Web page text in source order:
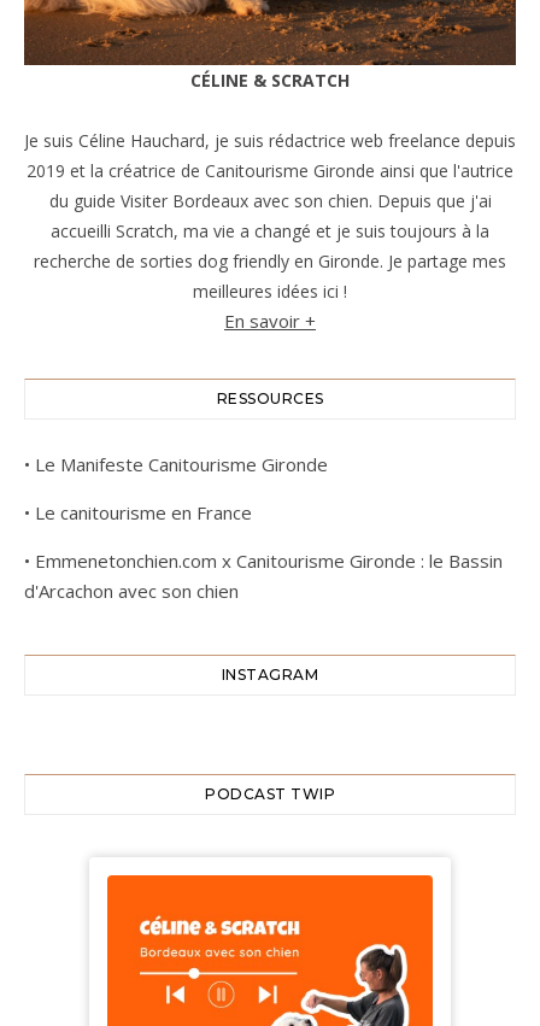
CÉLINE & SCRATCH
Je suis Céline Hauchard, je suis rédactrice web freelance depuis
2019 et la créatrice de Canitourisme Gironde ainsi que l'autrice
du guide Visiter Bordeaux avec son chien. Depuis que j'ai
accueilli Scratch, ma vie a changé et je suis toujours à la
recherche de sorties dog friendly en Gironde. Je partage mes
meilleures idées ici !
En savoir +
RESSOURCES
• Le Manifeste Canitourisme Gironde
• Le canitourisme en France
• Emmenetonchien.com x Canitourisme Gironde : le Bassin
d'Arcachon avec son chien
INSTAGRAM
PODCAST TWIP